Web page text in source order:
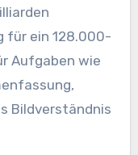
für ein 128.000-
Aufgaben wie
Bildverständnis